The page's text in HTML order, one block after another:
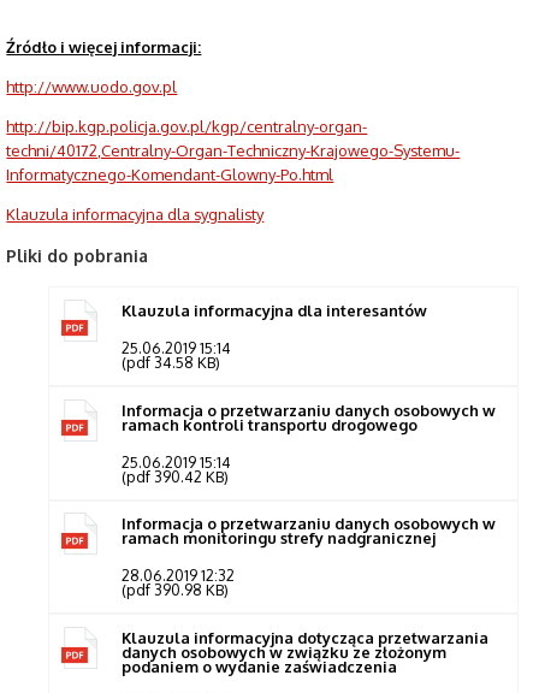
Źródło i więcej informacji:
http://www.uodo.gov.pl
http://bip.kgp.policja.gov.pl/kgp/centralny-organ-
techni/40172,Centralny-Organ-Techniczny-Krajowego-Systemu-
Informatycznego-Komendant-Glowny-Po.html
Klauzula informacyjna dla sygnalisty
Pliki do pobrania
Klauzula informacyjna dla interesantów
25.06.2019 15:14
(pdf 34.58 KB)
Informacja o przetwarzaniu danych osobowych w
ramach kontroli transportu drogowego
25.06.2019 15:14
(pdf 390.42 KB)
Informacja o przetwarzaniu danych osobowych w
ramach monitoringu strefy nadgranicznej
28.06.2019 12:32
(pdf 390.98 KB)
Klauzula informacyjna dotycząca przetwarzania
danych osobowych w związku ze złożonym
podaniem o wydanie zaświadczenia